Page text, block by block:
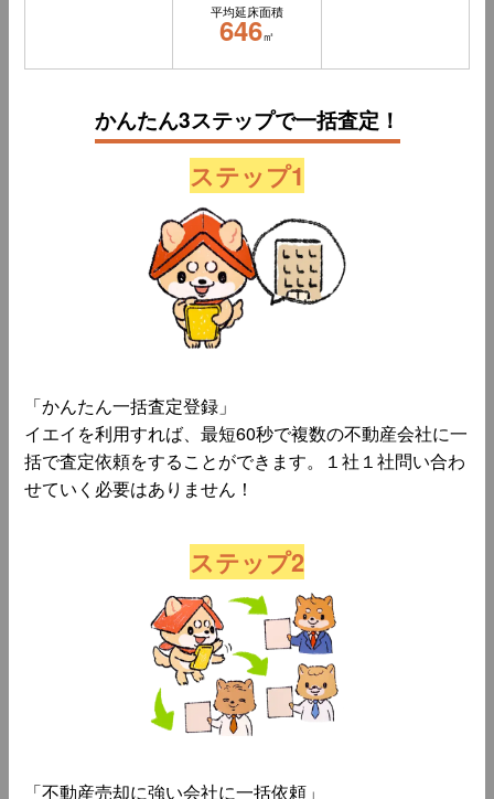
平均延床面積
646㎡
かんたん3ステップで一括査定！
ステップ1
「かんたん一括査定登録」
イエイを利用すれば、最短60秒で複数の不動産会社に一
括で査定依頼をすることができます。１社１社問い合わ
せていく必要はありません！
ステップ2
「不動産売却に強い会社に一括依頼」